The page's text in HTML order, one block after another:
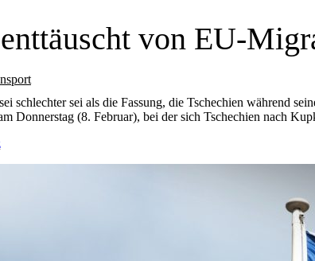
von EU-
schlechter sei als die Fassung, die Tschechien während
Donnerstag (8. Februar), bei der sich Tschechien nach